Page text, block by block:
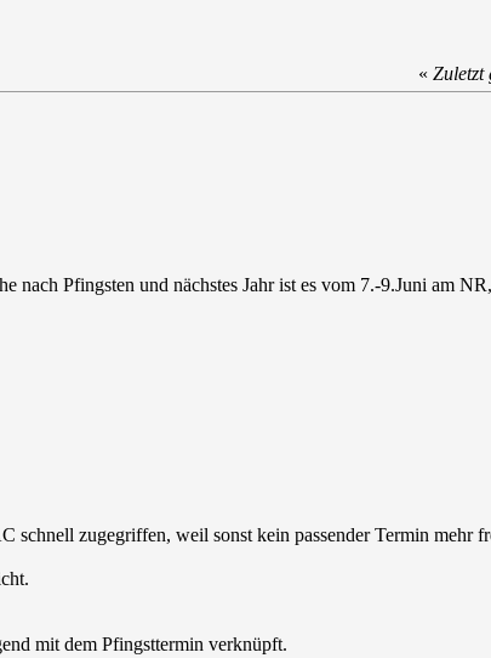
«Zuletzt
nach Pfingsten und nächstes Jahr ist es vom 7.-9.Juni am
schnell zugegriffen, weil sonst kein passender Termin mehr
mit dem Pfingsttermin verknüpft.